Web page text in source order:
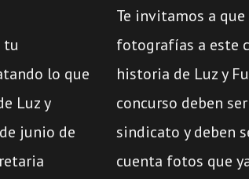
tu
lo que
Luz y
junio de
Te invitamos a
fotografías a este
historia de Luz y
concurso deben
sindicato y deben
cuenta fotos que